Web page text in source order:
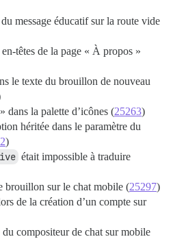
message éducatif sur la route vide
têtes de la page « À propos »
le texte du brouillon de nouveau
la palette d’icônes (25263)
héritée dans le paramètre du
)
était impossible à traduire
brouillon sur le chat mobile (25297)
de la création d’un compte sur
compositeur de chat sur mobile